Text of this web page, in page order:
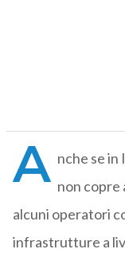
A nche se in
non
alcuni operatori
infrastrutture a